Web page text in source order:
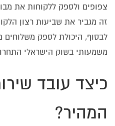
צפופים ולספק ללקוחות את
זה מגביר את שביעות רצון
לבסוף, היכולת לספק משלוחים
משמעותי בשוק הישראלי
כיצד עובד
המהיר?